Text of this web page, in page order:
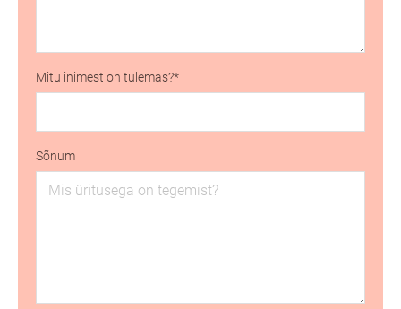
Mitu inimest on tulemas?
Sõnum